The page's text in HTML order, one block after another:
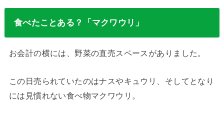
食べたことある？「マクワウリ」
お会計の横には、野菜の直売スペースがありました。
この日売られていたのはナスやキュウリ、そしてとなり
には見慣れない食べ物マクワウリ。